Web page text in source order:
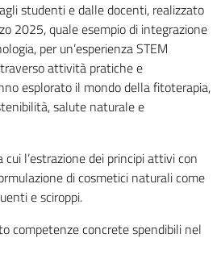
studenti e dalle docenti, realizzato
2025, quale esempio di integrazione
per un’esperienza STEM
attività pratiche e
esplorato il mondo della fitoterapia,
salute naturale e
l’estrazione dei principi attivi con
di cosmetici naturali come
e sciroppi.
competenze concrete spendibili nel